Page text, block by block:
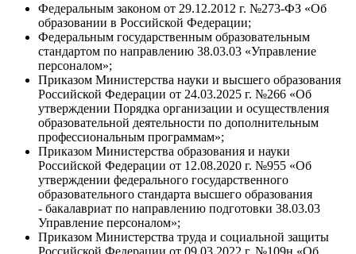
Федеральным законом от 29.12.2012 г. №273-ФЗ «Об
образовании в Российской Федерации;
Федеральным государственным образовательным
стандартом по направлению 38.03.03 «Управление
персоналом»;
Приказом Министерства науки и высшего образования
Российской Федерации от 24.03.2025 г. №266 «Об
утверждении Порядка организации и осуществления
образовательной деятельности по дополнительным
профессиональным программам»;
Приказом Министерства образования и науки
Российской Федерации от 12.08.2020 г. №955 «Об
утверждении федерального государственного
образовательного стандарта высшего образования
- бакалавриат по направлению подготовки 38.03.03
Управление персоналом»;
Приказом Министерства труда и социальной защиты
Российской Федерации от 09.03.2022 г. №109н «Об